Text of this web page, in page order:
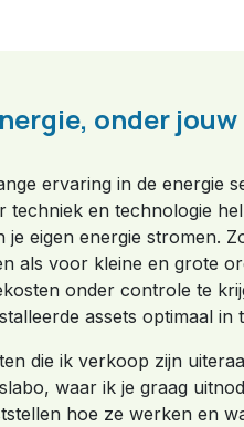
onder
ervaring in de energie
techniek en technologie
je eigen energie stromen.
als voor kleine en grote
onder controle te
assets optimaal in
die ik verkoop zijn
waar ik je graag
hoe ze werken en